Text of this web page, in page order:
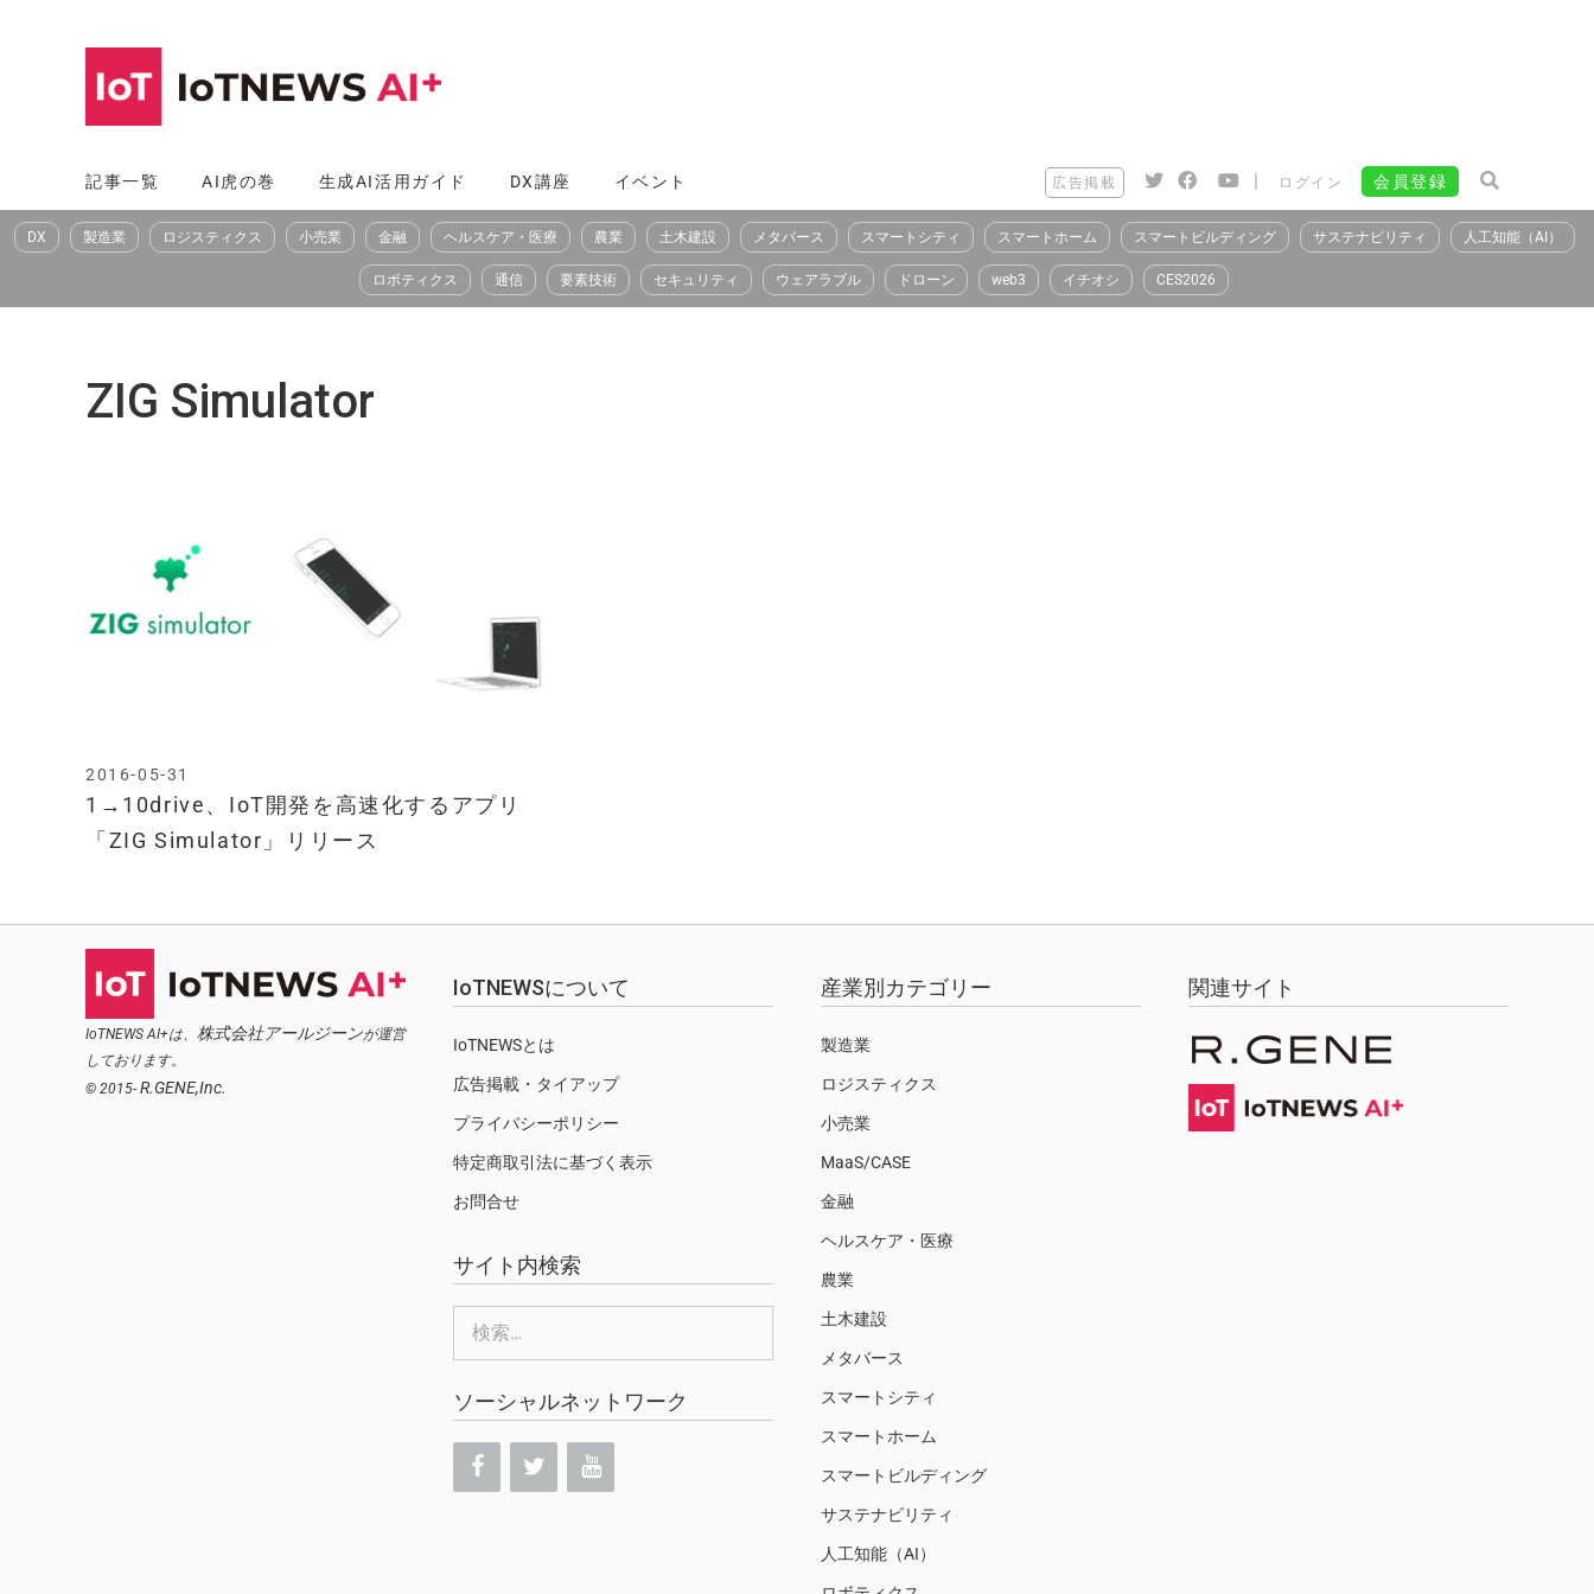
へ
ス
記事一覧 AI虎の巻 生成AI活用ガイド DX講座 イベント 広告掲載 | ログイン 会員登録
DX 製造業 ロジスティクス 小売業 金融 ヘルスケア・医療 農業 土木建設 メタバース スマートシティ スマートホーム スマートビルディング サステナビリティ 人工知能（AI）
ロボティクス 通信 要素技術 セキュリティ ウェアラブル ドローン web3 イチオシ CES2026
ZIG Simulator
1→10drive、IoT開発を高速化するアプリ
「ZIG Simulator」リリース
2016-05-31
IoTNEWS AI+は、 株式会社アールジーンが運営
しております。
© 2015- R.GENE,Inc.
IoTNEWSについて
IoTNEWSとは
広告掲載・タイアップ
プライバシーポリシー
特定商取引法に基づく表示
お問合せ
サイト内検索
ソーシャルネットワーク
産業別カテゴリー
製造業
ロジスティクス
小売業
MaaS/CASE
金融
ヘルスケア・医療
農業
土木建設
メタバース
スマートシティ
スマートホーム
スマートビルディング
サステナビリティ
人工知能（AI）
関連サイト